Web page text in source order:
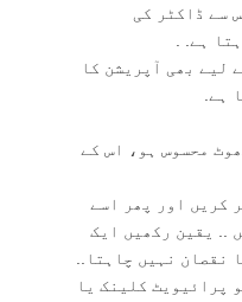
سے ڈاکٹر کی
ہے. .
لیے بھی آپریشن کا
ہے.
محسوس ہو، اس کے
کریں اور پھر اسے
.. یقین رکھیں ایک
نقصان نہیں چاہتا..
پرائیویٹ کلینک یا